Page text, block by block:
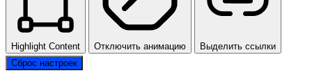
Highlight Content Отключить анимацию
Выделить ссылки
Сброс настроек